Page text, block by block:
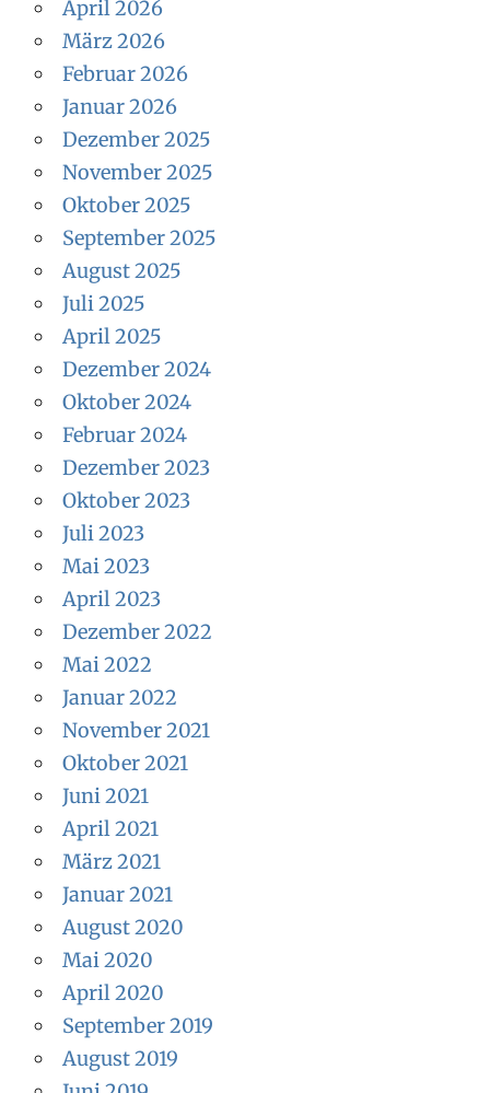
a
c
h
:
April 2026
März 2026
Februar 2026
Januar 2026
Dezember 2025
November 2025
Oktober 2025
September 2025
August 2025
Juli 2025
April 2025
Dezember 2024
Oktober 2024
Februar 2024
Dezember 2023
Oktober 2023
Juli 2023
Mai 2023
April 2023
Dezember 2022
Mai 2022
Januar 2022
November 2021
Oktober 2021
Juni 2021
April 2021
März 2021
Januar 2021
August 2020
Mai 2020
April 2020
September 2019
August 2019